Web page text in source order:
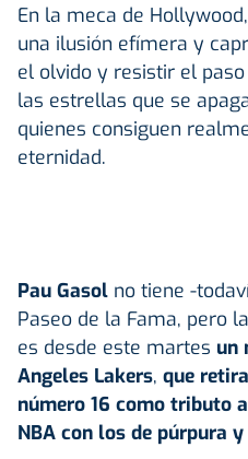
En la meca de
una ilusión efímera y
el olvido y resistir el
las estrellas que se
quienes consiguen
eternidad.
Pau Gasol no tiene -
Paseo de la Fama, pero
es desde este martes un
Angeles Lakers, que
número 16 como tributo
NBA con los de púrpura